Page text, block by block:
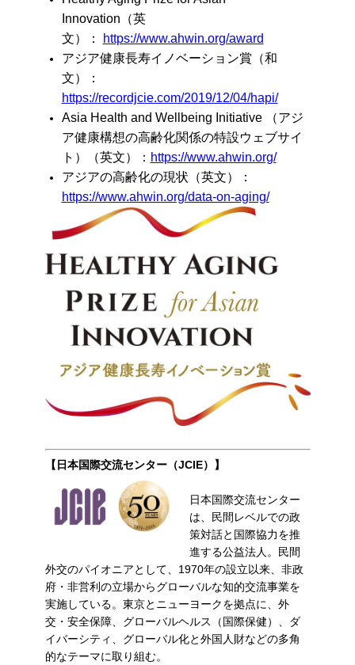
Innovation（英
文）：
https://www.ahwin.org/award
アジア健康長寿イノベーション賞（和
文）：
https://recordjcie.com/2019/12/04/hapi/
Asia Health and Wellbeing Initiative （アジ
ア健康構想の高齢化関係の特設ウェブサイ
ト）（英文）： https://www.ahwin.org/
アジアの高齢化の現状（英文）：
https://www.ahwin.org/data-on-aging/
【日本国際交流センター（JCIE）】
日本国際交流センター
は、民間レベルでの政
策対話と国際協力を推
進する公益法人。民間
外交のパイオニアとして、1970年の設立以来、非政
府・非営利の立場からグローバルな知的交流事業を
実施している。東京とニューヨークを拠点に、外
交・安全保障、グローバルヘルス（国際保健）、ダ
イバーシティ、グローバル化と外国人財などの多角
的なテーマに取り組む。